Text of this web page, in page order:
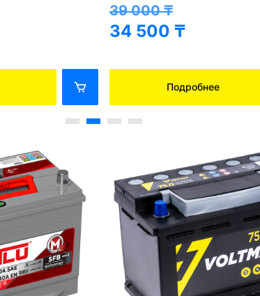
39 000₸
34 500 ₸
Подробнее